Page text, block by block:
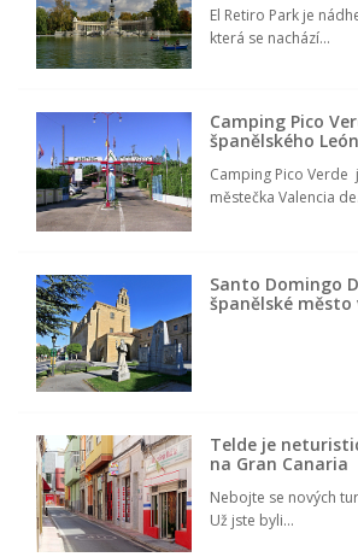
El Retiro Park je
která se nachází...
Camping Pico
španělského
Camping Pico Verde
městečka Valencia
Santo Domingo
španělské město
Telde je
na Gran Canaria
Nebojte se nových
Už jste byli...